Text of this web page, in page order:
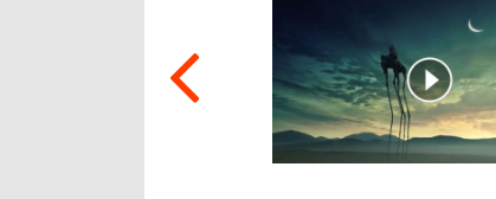
Style de vie
Technologie